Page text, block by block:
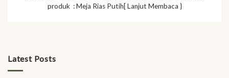
Latest Posts
produk : Meja Rias Putih[ Lanjut Membaca }